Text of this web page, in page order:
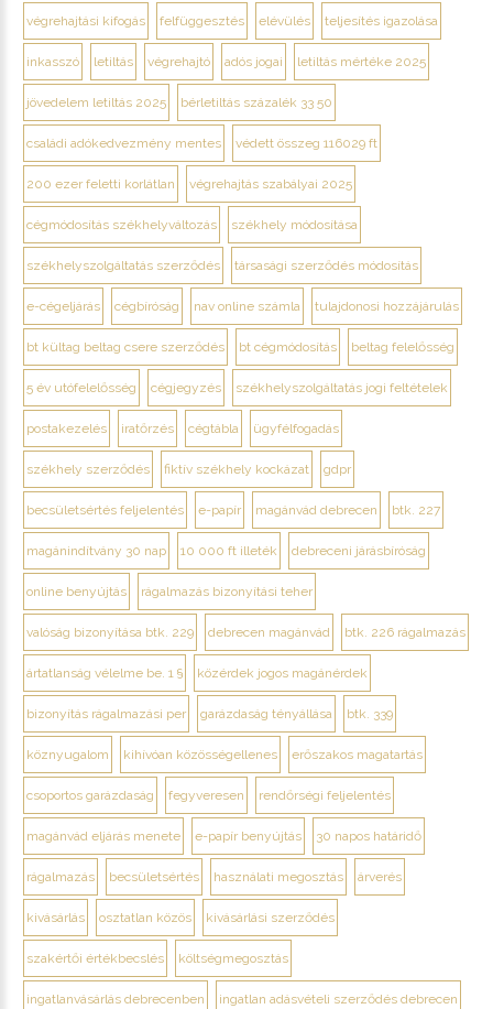
végrehajtási kifogás felfüggesztés elévülés teljesítés igazolása
inkasszó letiltás végrehajtó adós jogai letiltás mértéke 2025
jövedelem letiltás 2025 bérletiltás százalék 33 50
családi adókedvezmény mentes védett összeg 116029 ft
200 ezer feletti korlátlan végrehajtás szabályai 2025
cégmódosítás székhelyváltozás székhely módosítása
székhelyszolgáltatás szerződés társasági szerződés módosítás
e-cégeljárás cégbíróság nav online számla tulajdonosi hozzájárulás
bt kültag beltag csere szerződés bt cégmódosítás beltag felelősség
5 év utófelelősség cégjegyzés székhelyszolgáltatás jogi feltételek
postakezelés iratőrzés cégtábla ügyfélfogadás
székhely szerződés fiktív székhely kockázat gdpr
becsületsértés feljelentés e-papír magánvád debrecen btk. 227
magánindítvány 30 nap 10 000 ft illeték debreceni járásbíróság
online benyújtás rágalmazás bizonyítási teher
valóság bizonyítása btk. 229 debrecen magánvád btk. 226 rágalmazás
ártatlanság vélelme be. 1 § közérdek jogos magánérdek
bizonyítás rágalmazási per garázdaság tényállása btk. 339
köznyugalom kihívóan közösségellenes erőszakos magatartás
csoportos garázdaság fegyveresen rendőrségi feljelentés
magánvád eljárás menete e-papír benyújtás 30 napos határidő
rágalmazás becsületsértés használati megosztás árverés
kivásárlás osztatlan közös kivásárlási szerződés
szakértői értékbecslés költségmegosztás
ingatlanvásárlás debrecenben ingatlan adásvételi szerződés debrecen